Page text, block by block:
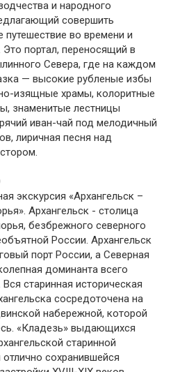
и народного
совершить
путешествие во времени и
Это портал, переносящий в
Севера, где на каждом
— высокие рубленые избы
изящные храмы, колоритные
знаменитые лестницы
иван-чай под мелодичный
лиричная песня над
экскурсия «Архангельск –
Архангельск - столица
безбрежного северного
России. Архангельск
порт России, а Северная
доминанта всего
Вся старинная историческая
сосредоточена на
набережной, которой
«Кладезь» выдающихся
старинной
отлично сохранившейся